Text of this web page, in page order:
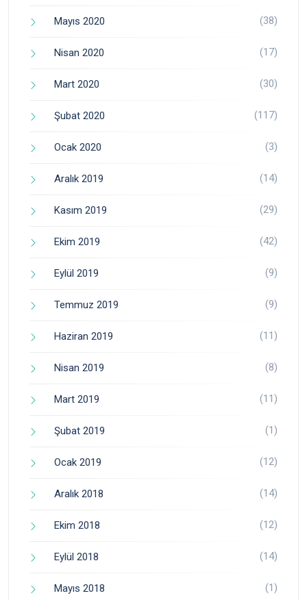
Mayıs 2020 (38)
Nisan 2020 (17)
Mart 2020 (30)
Şubat 2020 (117)
Ocak 2020 (3)
Aralık 2019 (14)
Kasım 2019 (29)
Ekim 2019 (42)
Eylül 2019 (9)
Temmuz 2019 (9)
Haziran 2019 (11)
Nisan 2019 (8)
Mart 2019 (11)
Şubat 2019 (1)
Ocak 2019 (12)
Aralık 2018 (14)
Ekim 2018 (12)
Eylül 2018 (14)
Mayıs 2018 (1)